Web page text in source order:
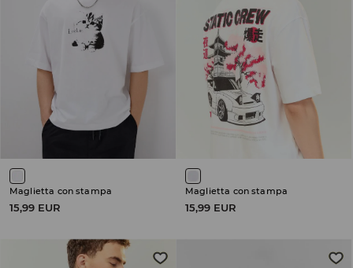
Maglietta con stampa
15,99 EUR
Maglietta con stampa
15,99 EUR